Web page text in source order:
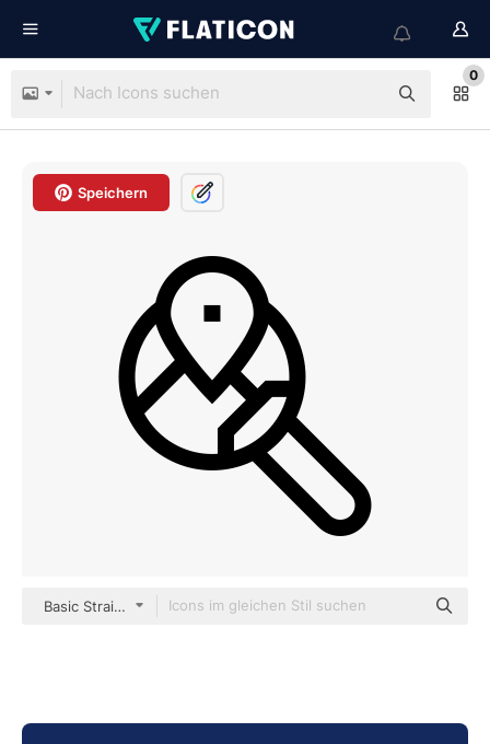
0
Speichern
Basic Straight Lineal